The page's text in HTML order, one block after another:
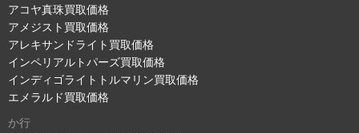
アコヤ真珠買取価格
アメジスト買取価格
アレキサンドライト買取価格
インペリアルトパーズ買取価格
インディゴライトトルマリン買取価格
エメラルド買取価格
か行